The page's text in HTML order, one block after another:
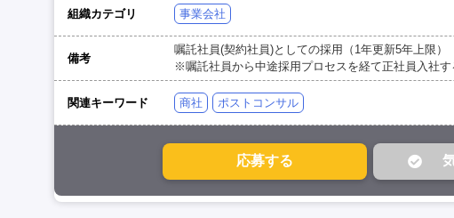
組織カテゴリ 事業会社
備考
嘱託社員(契約社員)としての採用（1年更新5年上限）
※嘱託社員から中途採用プロセスを経て正社員入社す
関連キーワード 商社 ポストコンサル